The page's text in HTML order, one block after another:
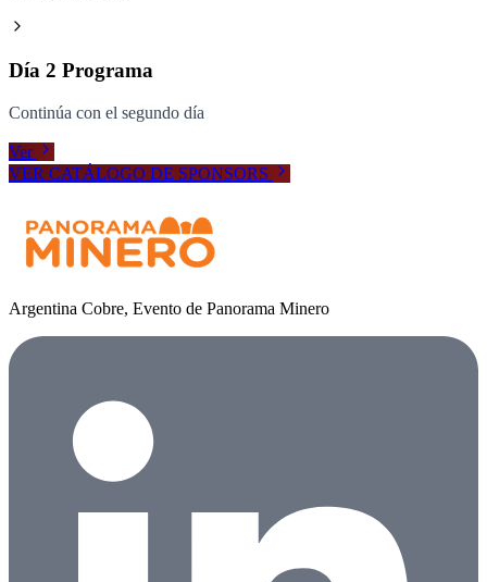
Día 2 Programa
Continúa con el segundo día
Ver
VER CATÁLOGO DE SPONSORS
Argentina Cobre, Evento de Panorama Minero